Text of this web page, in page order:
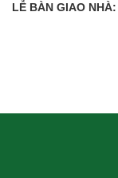
LỄ BÀN GIAO